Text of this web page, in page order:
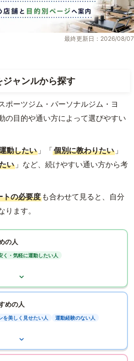
最終更新日：2026/08/07
ャンルから探す
ポーツジム・パーソナルジム・ヨ
の目的や通い方によって選びやすい
動したい 」「個別に教わりたい 」
い 」など、続けやすい通い方から考
トの必要度 も合わせて見ると、自分
ます。
の人
く・気軽に運動したい人
めの人
を美しく見せたい人 運動経験のない人